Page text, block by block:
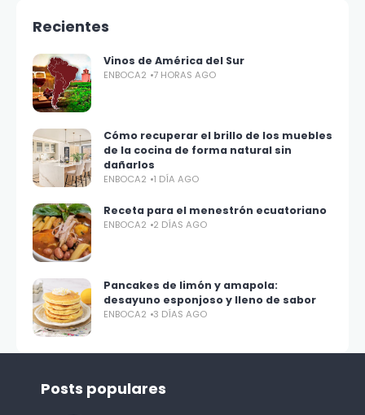
Recientes
Vinos de América del Sur
ENBOCA2 7 HORAS AGO
Cómo recuperar el brillo de los muebles
de la cocina de forma natural sin
dañarlos
ENBOCA2 1 DÍA AGO
Receta para el menestrón ecuatoriano
ENBOCA2 2 DÍAS AGO
Pancakes de limón y amapola:
desayuno esponjoso y lleno de sabor
ENBOCA2 3 DÍAS AGO
Posts populares